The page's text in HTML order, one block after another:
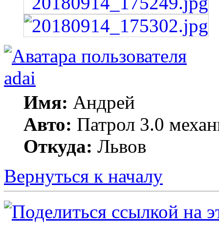
adai
Имя: Андрей
Авто: Патрол 3.0
Откуда: Львов
Вернуться к началу